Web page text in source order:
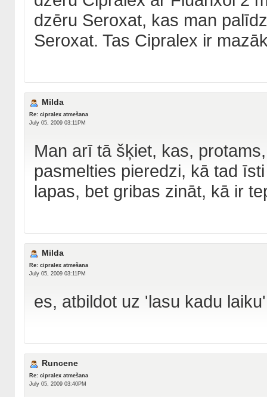
dzēru Seroxat, kas man
Seroxat. Tas Cipralex ir
Milda
Re: cipralex atmešana
July 05, 2009 03:11PM
Man arī tā šķiet, kas,
pasmelties pieredzi, kā tad
lapas, bet gribas zināt, kā ir
Milda
Re: cipralex atmešana
July 05, 2009 03:11PM
es, atbildot uz 'lasu kadu
Runcene
Re: cipralex atmešana
July 05, 2009 03:40PM